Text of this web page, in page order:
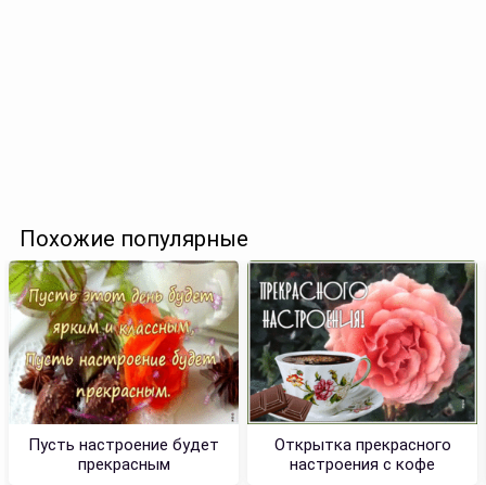
Похожие популярные
Пусть настроение будет
прекрасным
Открытка прекрасного
настроения с кофе